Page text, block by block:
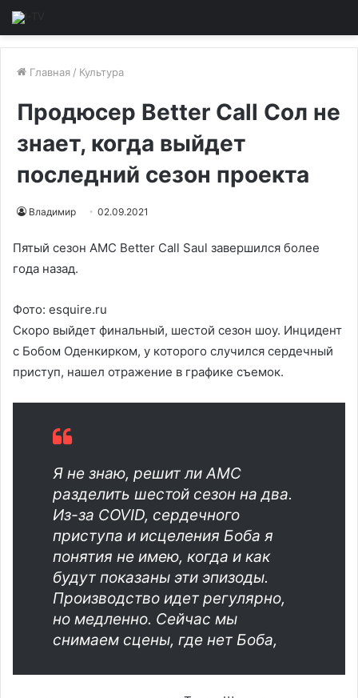
Главная / Культура
Продюсер Better Call Сол не
знает, когда выйдет
последний сезон проекта
Владимир 02.09.2021
Пятый сезон AMC Better Call Saul завершился более
года назад.
Фото: esquire.ru
Скоро выйдет финальный, шестой сезон шоу. Инцидент
с Бобом Оденкирком, у которого случился сердечный
приступ, нашел отражение в графике съемок.
Я не знаю, решит ли AMC
разделить шестой сезон на два.
Из-за COVID, сердечного
приступа и исцеления Боба я
понятия не имею, когда и как
будут показаны эти эпизоды.
Производство идет регулярно,
но медленно. Сейчас мы
снимаем сцены, где нет Боба,